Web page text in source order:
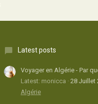
Latest posts
Voyager en Algérie - Par
Latest: monicca
28 Juillet
Algérie